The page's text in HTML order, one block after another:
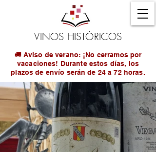
VINOS HISTÓRICOS
🚚 Aviso de verano: ¡No cerramos por
vacaciones! Durante estos días, los
plazos de envío serán de 24 a 72 horas.